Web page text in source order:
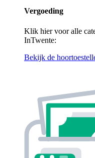
Vergoeding
Klik hier voor alle
InTwente:
Bekijk de